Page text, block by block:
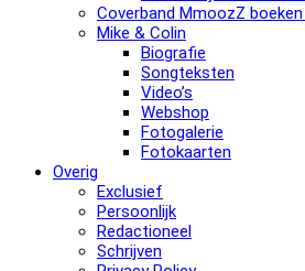
Coverband MmoozZ
Mike & Colin
Biografie
Songteksten
Video’s
Webshop
Fotogalerie
Fotokaarten
Overig
Exclusief
Persoonlijk
Redactioneel
Schrijven